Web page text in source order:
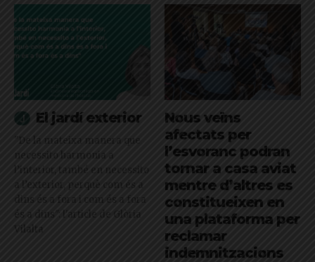
El jardí exterior
"De la mateixa manera que
necessito harmonia a
l’interior, també en necessito
a l’exterior, perquè com és a
dins és a fora i com és a fora
és a dins": l'article de Glòria
Vilalta
Nous veïns
afectats per
l’esvoranc podran
tornar a casa aviat
mentre d’altres es
constitueixen en
una plataforma per
reclamar
indemnitzacions